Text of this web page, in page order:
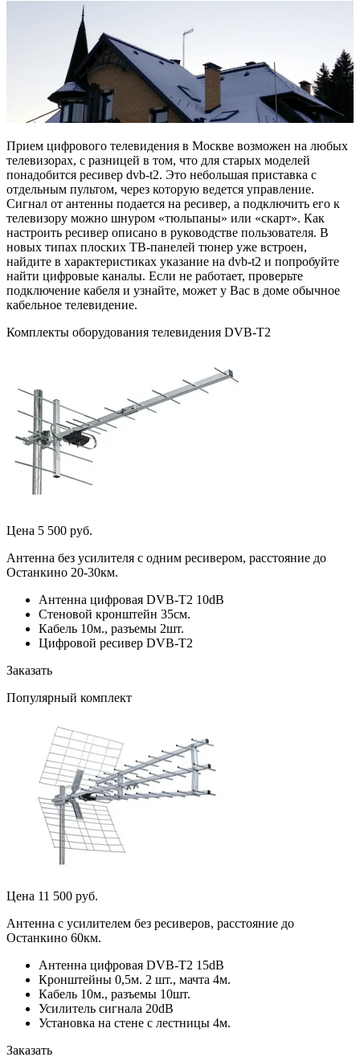
Прием цифрового телевидения в Москве возможен на любых
телевизорах, с разницей в том, что для старых моделей
понадобится ресивер dvb-t2. Это небольшая приставка с
отдельным пультом, через которую ведется управление.
Сигнал от антенны подается на ресивер, а подключить его к
телевизору можно шнуром «тюльпаны» или «скарт». Как
настроить ресивер описано в руководстве пользователя. В
новых типах плоских ТВ-панелей тюнер уже встроен,
найдите в характеристиках указание на dvb-t2 и попробуйте
найти цифровые каналы. Если не работает, проверьте
подключение кабеля и узнайте, может у Вас в доме обычное
кабельное телевидение.
Комплекты оборудования телевидения DVB-T2
Цена 5 500 руб.
Антенна без усилителя с одним ресивером, расстояние до
Останкино 20-30км.
Антенна цифровая DVB-T2 10dB
Стеновой кронштейн 35см.
Кабель 10м., разъемы 2шт.
Цифровой ресивер DVB-T2
Заказать
Популярный комплект
Цена 11 500 руб.
Антенна с усилителем без ресиверов, расстояние до
Останкино 60км.
Антенна цифровая DVB-T2 15dB
Кронштейны 0,5м. 2 шт., мачта 4м.
Кабель 10м., разъемы 10шт.
Усилитель сигнала 20dB
Установка на стене с лестницы 4м.
Заказать